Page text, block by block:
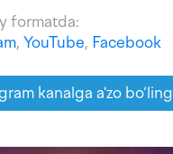
formatda:
, YouTube, Facebook
kanalga a'zo bo‘ling